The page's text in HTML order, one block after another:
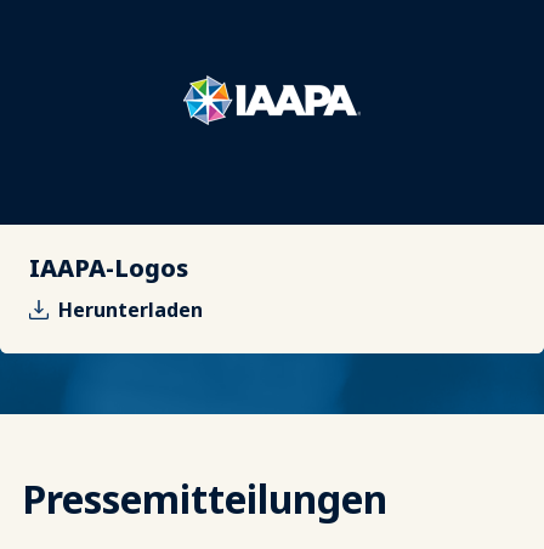
IAAPA-Logos
Herunterladen
Pressemitteilungen